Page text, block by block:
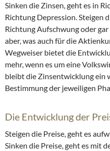
Sinken die Zinsen, geht es in
Richtung Depression. Steigen
Richtung Aufschwung oder
aber, was auch für die
Wegweiser bietet die
mehr, wenn es um eine
bleibt die Zinsentwicklung ein
Bestimmung der jeweiligen
Die Entwicklung der
Steigen die Preise, geht es
Sinken die Preise, geht es mit